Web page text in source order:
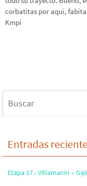
corbatitas por aquí,
Kmpi
Entradas
Etapa 17.- Villamanín –